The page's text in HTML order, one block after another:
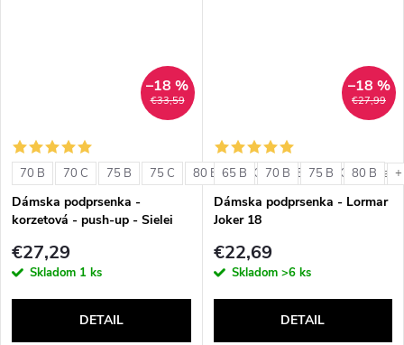
€33,59
–18 %
70 B 70 C 75 B 75 C 80 B 80 C 85 B 85 C +
Dámska podprsenka -
korzetová - push-up - Sielei
€27,29
Skladom 1 ks
DETAIL
€27,99
–18 %
65 B 70 B 75 B 80 B
Dámska podprsenka - Lormar
Joker 18
€22,69
Skladom >6 ks
DETAIL